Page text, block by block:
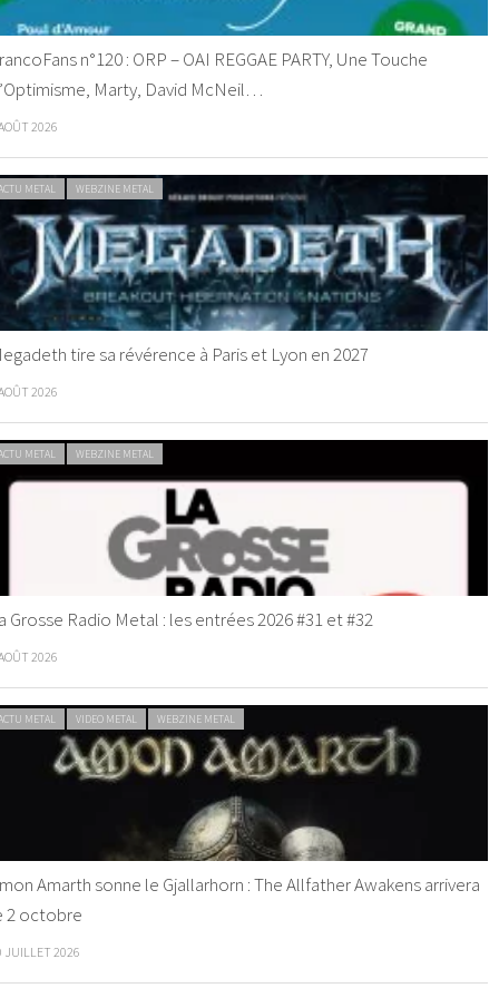
n°120 : ORP – OAI REGGAE PARTY, Une Touche
Marty, David McNeil…
2026
METAL WEBZINE METAL
tire sa révérence à Paris et Lyon en 2027
2026
METAL WEBZINE METAL
Grosse Radio Metal : les entrées 2026 #31 et #32
2026
METAL VIDEO METAL WEBZINE METAL
Amarth sonne le Gjallarhorn : The Allfather Awakens arrivera
2 octobre
JUILLET 2026